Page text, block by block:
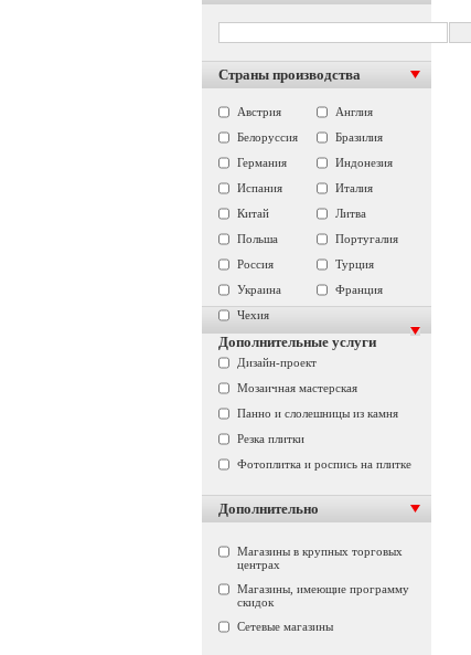
Страны производства
Австрия
Англия
Белоруссия
Бразилия
Германия
Индонезия
Испания
Италия
Китай
Литва
Польша
Португалия
Россия
Турция
Украина
Франция
Чехия
Дополнительные услуги
Дизайн-проект
Мозаичная мастерская
Панно и слолешницы из камня
Резка плитки
Фотоплитка и роспись на плитке
Дополнительно
Магазины в крупных торговых
центрах
Магазины, имеющие программу
скидок
Сетевые магазины